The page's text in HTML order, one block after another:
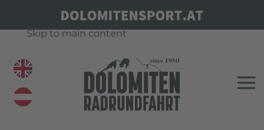
Skip to main content